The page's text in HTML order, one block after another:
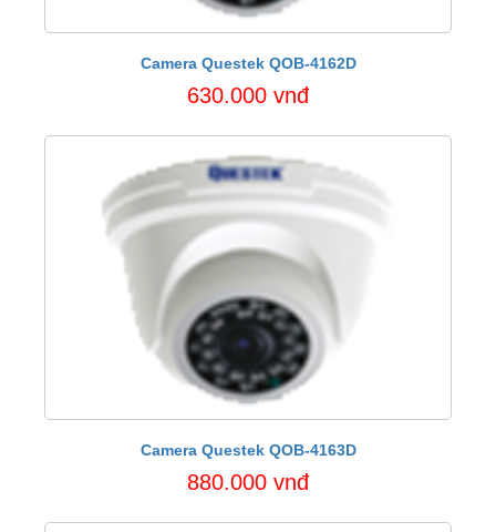
Camera Questek QOB-4162D
630.000 vnđ
Camera Questek QOB-4163D
880.000 vnđ